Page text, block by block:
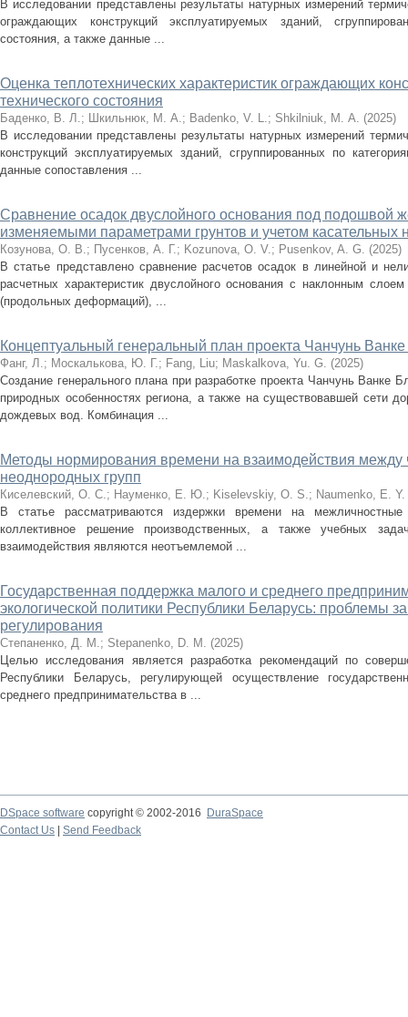
В исследовании представлены результаты натурных измерений
ограждающих конструкций эксплуатируемых зданий,
состояния, а также данные ...
Оценка теплотехнических характеристик ограждающих
технического состояния
Баденко, В. Л.; Шкильнюк, М. А.; Badenko, V. L.; Shkilniuk, М. A. (2025)
В исследовании представлены результаты натурных измерений
конструкций эксплуатируемых зданий, сгруппированных по
данные сопоставления ...
Сравнение осадок двуслойного основания под подошвой
изменяемыми параметрами грунтов и учетом
Козунова, О. В.; Пусенков, А. Г.; Kozunova, O. V.; Pusenkov, A. G. (2025)
В статье представлено сравнение расчетов осадок в линейной и
расчетных характеристик двуслойного основания с наклонным
(продольных деформаций), ...
Концептуальный генеральный план проекта Чанчунь
Фанг, Л.; Москалькова, Ю. Г.; Fang, Liu; Maskalkova, Yu. G. (2025)
Создание генерального плана при разработке проекта Чанчунь Ванке
природных особенностях региона, а также на существовавшей сети
дождевых вод. Комбинация ...
Методы нормирования времени на взаимодействия
неоднородных групп
Киселевский, О. С.; Науменко, Е. Ю.; Kiselevskiy, O. S.; Naumenko, E. Y.
В статье рассматриваются издержки времени на межличностные
коллективное решение производственных, а также учебных
взаимодействия являются неотъемлемой ...
Государственная поддержка малого и среднего
экологической политики Республики Беларусь: проблемы
регулирования
Степаненко, Д. М.; Stepanenko, D. M. (2025)
Целью исследования является разработка рекомендаций по
Республики Беларусь, регулирующей осуществление
среднего предпринимательства в ...
DSpace software copyright © 2002-2016
DuraSpace
Contact Us
Send Feedback